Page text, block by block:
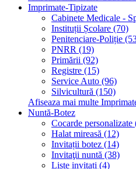
Imprimate-Tipizate
Cabinete Medicale -
Instituții Școlare (70)
Penitenciare-Poliție
PNRR (19)
Primării (92)
Registre (15)
Service Auto (96)
Silvicultură (150)
Afiseaza mai multe
Nuntă-Botez
Cocarde personalizate
Halat mireasă (12)
Invitații botez (14)
Invitaţii nuntă (38)
Liste invitați (4)